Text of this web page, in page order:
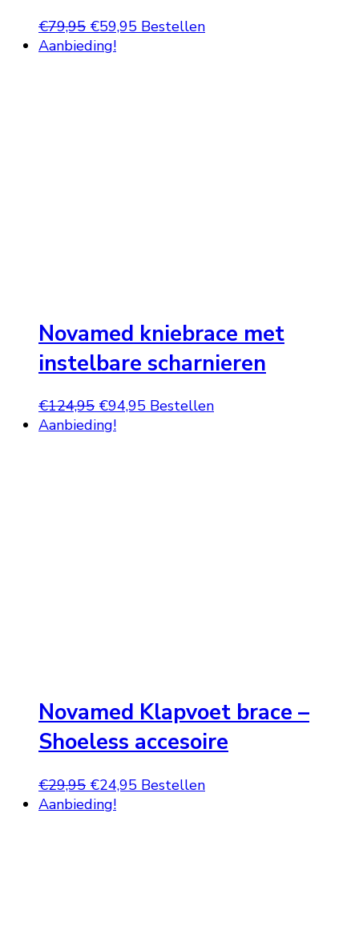
€79,95 Oorspronkelijke
prijs
€59,95 Huidige
Bestellen
Aanbieding!
Novamed kniebrace met
instelbare scharnieren
€124,95 Oorspronkelijke
prijs
€94,95 Huidige
Bestellen
Aanbieding!
Novamed Klapvoet brace –
Shoeless accesoire
€29,95 Oorspronkelijke
prijs
€24,95 Huidige
Bestellen
Aanbieding!